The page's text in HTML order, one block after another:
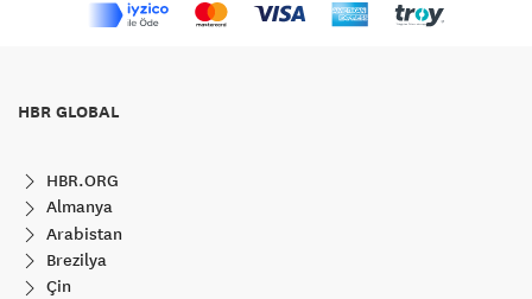
HBR GLOBAL
HBR.ORG
Almanya
Arabistan
Brezilya
Çin